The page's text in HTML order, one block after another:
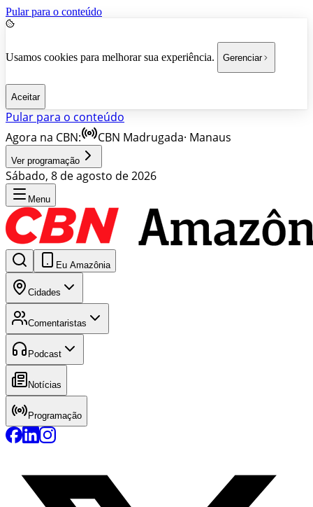
Pular para o conteúdo
Usamos cookies para melhorar sua experiência. Gerenciar
Aceitar
Pular para o conteúdo
Agora na CBN:
CBN Madrugada· Manaus
Ver programação
Sábado, 8 de agosto de 2026
Menu
Eu Amazônia
Cidades
Comentaristas
Podcast
Notícias
Programação